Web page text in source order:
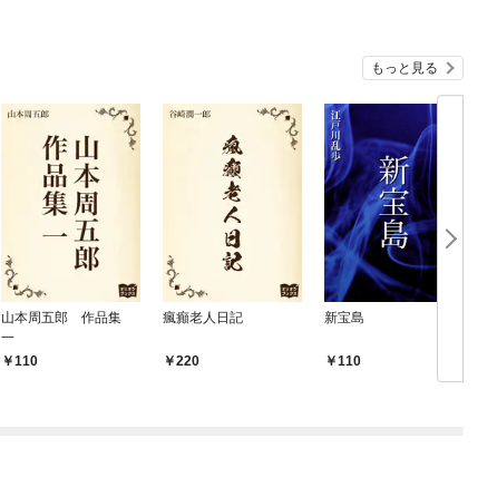
もっと見る
山本周五郎 作品集
一
110
瘋癲老人日記
220
新宝島
110